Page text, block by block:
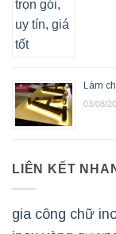
Làm
03/08/
LIÊN KẾT
gia công chữ